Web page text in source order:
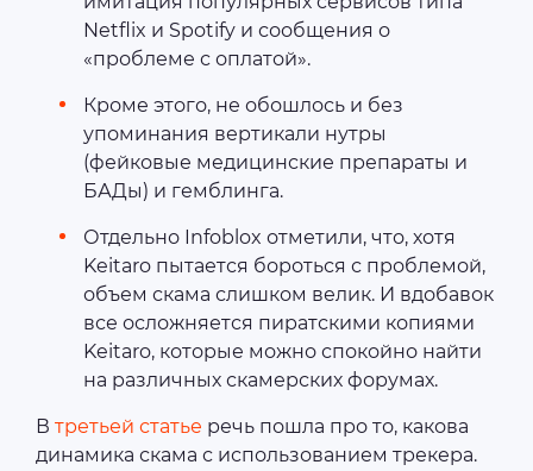
Netflix и Spotify и сообщения о
«проблеме с оплатой».
Кроме этого, не обошлось и без
упоминания вертикали нутры
(фейковые медицинские препараты и
БАДы) и гемблинга.
Отдельно Infoblox отметили, что, хотя
Keitaro пытается бороться с проблемой,
объем скама слишком велик. И вдобавок
все осложняется пиратскими копиями
Keitaro, которые можно спокойно найти
на различных скамерских форумах.
В третьей статье речь пошла про то, какова
динамика скама с использованием трекера.